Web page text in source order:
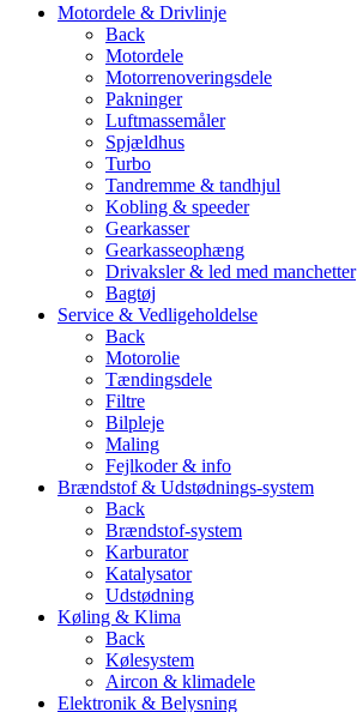
Motordele & Drivlinje
Back
Motordele
Motorrenoveringsdele
Pakninger
Luftmassemåler
Spjældhus
Turbo
Tandremme & tandhjul
Kobling & speeder
Gearkasser
Gearkasseophæng
Drivaksler & led med manchetter
Bagtøj
Service & Vedligeholdelse
Back
Motorolie
Tændingsdele
Filtre
Bilpleje
Maling
Fejlkoder & info
Brændstof & Udstødnings-system
Back
Brændstof-system
Karburator
Katalysator
Udstødning
Køling & Klima
Back
Kølesystem
Aircon & klimadele
Elektronik & Belysning